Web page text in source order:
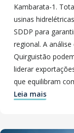
Kambarata-1.
usinas
SDDP para
regional. A
Quirguistão
liderar
que equilibram
Leia mais